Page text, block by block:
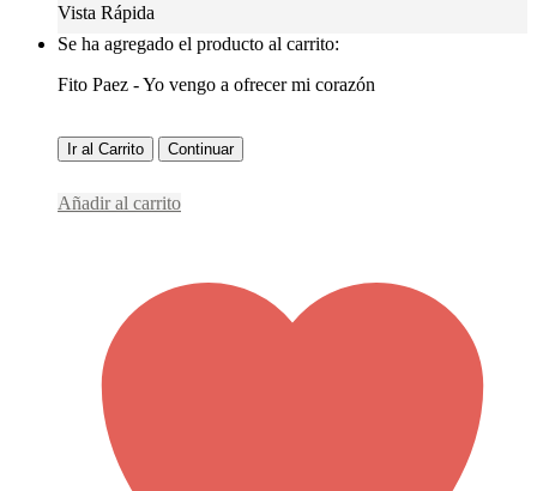
Vista Rápida
Se ha agregado el producto al carrito:
Fito Paez - Yo vengo a ofrecer mi corazón
Ir al Carrito Continuar
Añadir al carrito